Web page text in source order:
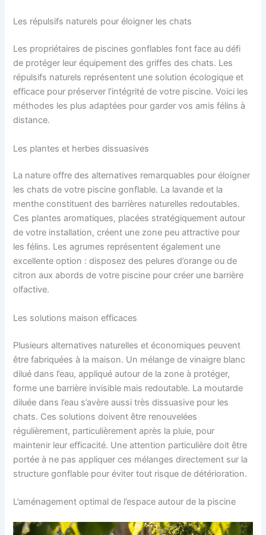
Les répulsifs naturels pour éloigner les chats
Les propriétaires de piscines gonflables font face au défi
de protéger leur équipement des griffes des chats. Les
répulsifs naturels représentent une solution écologique et
efficace pour préserver l’intégrité de votre piscine. Voici les
méthodes les plus adaptées pour garder vos amis félins à
distance.
Les plantes et herbes dissuasives
La nature offre des alternatives remarquables pour éloigner
les chats de votre piscine gonflable. La lavande et la
menthe constituent des barrières naturelles redoutables.
Ces plantes aromatiques, placées stratégiquement autour
de votre installation, créent une zone peu attractive pour
les félins. Les agrumes représentent également une
excellente option : disposez des pelures d’orange ou de
citron aux abords de votre piscine pour créer une barrière
olfactive.
Les solutions maison efficaces
Plusieurs alternatives naturelles et économiques peuvent
être fabriquées à la maison. Un mélange de vinaigre blanc
dilué dans l’eau, appliqué autour de la zone à protéger,
forme une barrière invisible mais redoutable. La moutarde
diluée dans l’eau s’avère aussi très dissuasive pour les
chats. Ces solutions doivent être renouvelées
régulièrement, particulièrement après la pluie, pour
maintenir leur efficacité. Une attention particulière doit être
portée à ne pas appliquer ces mélanges directement sur la
structure gonflable pour éviter tout risque de détérioration.
L’aménagement optimal de l’espace autour de la piscine